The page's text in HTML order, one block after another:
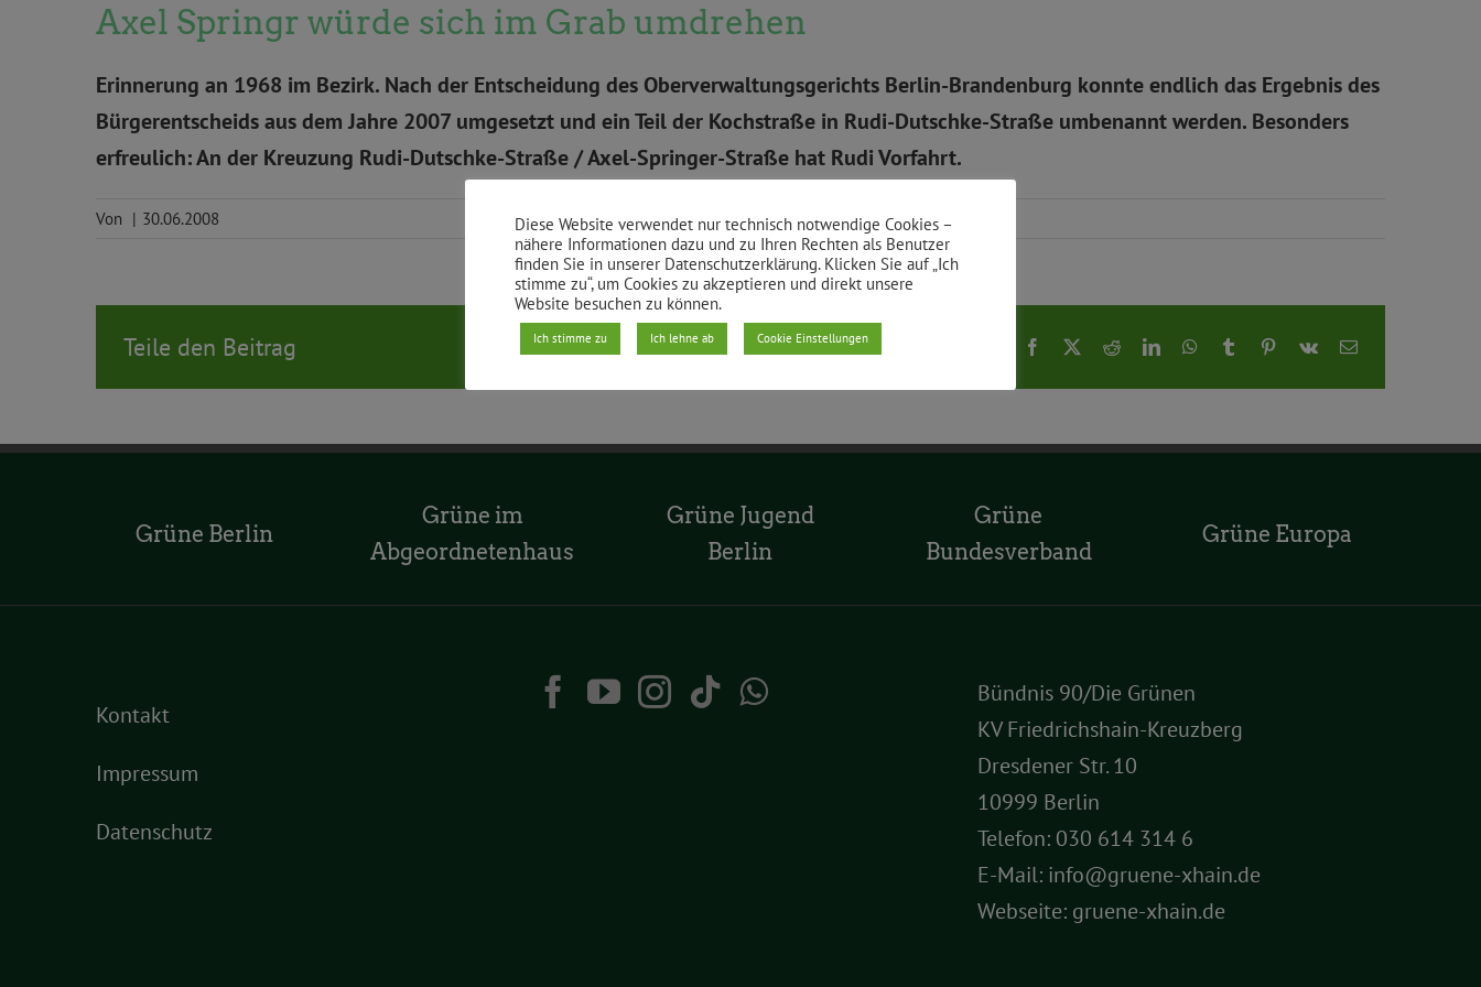
Axel Springr würde sich im Grab umdrehen
Erinnerung an 1968 im Bezirk. Nach der Entscheidung des Oberverwaltungsgerichts Berlin-Brandenburg konnte endlich das Ergebnis des
Bürgerentscheids aus dem Jahre 2007 umgesetzt und ein Teil der Kochstraße in Rudi-Dutschke-Straße umbenannt werden. Besonders
erfreulich: An der Kreuzung Rudi-Dutschke-Straße / Axel-Springer-Straße hat Rudi Vorfahrt.
Von | 30.06.2008
Teile den Beitrag Facebook RedditLinkedInWhatsApp
Tumblr Pinterest
Vk
E-
Grüne Berlin
Grüne im
Abgeordnetenhaus
Grüne Jugend
Berlin
Grüne
Bundesverband
Grüne Europa
Kontakt
Impressum
Datenschutz
Bündnis 90/Die Grünen
KV Friedrichshain-Kreuzberg
Dresdener Str. 10
10999 Berlin
Telefon: 030 614 314 6
E-Mail: info@gruene-xhain.de
Webseite: gruene-xhain.de
Diese Website verwendet nur technisch notwendige Cookies –
nähere Informationen dazu und zu Ihren Rechten als Benutzer
finden Sie in unserer Datenschutzerklärung. Klicken Sie auf „Ich
stimme zu“, um Cookies zu akzeptieren und direkt unsere
Website besuchen zu können.
Ich stimme zu Ich lehne ab Cookie Einstellungen